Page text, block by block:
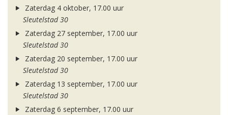
Zaterdag 4 oktober, 17.00 uur
Sleutelstad 30
Zaterdag 27 september, 17.00 uur
Sleutelstad 30
Zaterdag 20 september, 17.00 uur
Sleutelstad 30
Zaterdag 13 september, 17.00 uur
Sleutelstad 30
Zaterdag 6 september, 17.00 uur